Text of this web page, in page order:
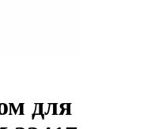
для